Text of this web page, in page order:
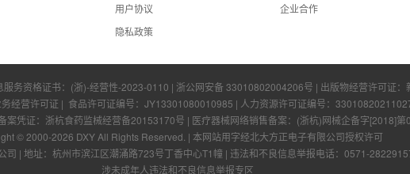
用户协议
隐私政策
企业合作
务资格证书： (浙)-经营性-2023-0110 | 浙公网安备 33010802004206号 | 出版物经营许可证：
经营许可证 | 食品许可证编号： JY13301080010985 | 人力资源许可证编号：
案凭证：浙杭食药监械经营备20153170号 | 医疗器械网络销售备案：(浙杭)网械企备字[2018]第
© 2000-2026 DXY All Rights Reserved. | 本网站用字经北大方正电子有限公司授权许可
司 | 地址：杭州市滨江区潮涌路723号丁香中心T1幢 | 违法和不良信息举报电话：0571-
涉未成年人违法和不良信息举报专区